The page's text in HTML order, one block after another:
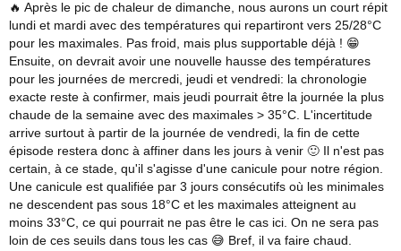
🔥 Après le pic de chaleur de dimanche, nous aurons un court répit
lundi et mardi avec des températures qui repartiront vers 25/28°C
pour les maximales. Pas froid, mais plus supportable déjà ! 😁
Ensuite, on devrait avoir une nouvelle hausse des températures
pour les journées de mercredi, jeudi et vendredi: la chronologie
exacte reste à confirmer, mais jeudi pourrait être la journée la plus
chaude de la semaine avec des maximales > 35°C. L'incertitude
arrive surtout à partir de la journée de vendredi, la fin de cette
épisode restera donc à affiner dans les jours à venir 🙂 Il n'est pas
certain, à ce stade, qu'il s'agisse d'une canicule pour notre région.
Une canicule est qualifiée par 3 jours consécutifs où les minimales
ne descendent pas sous 18°C et les maximales atteignent au
moins 33°C, ce qui pourrait ne pas être le cas ici. On ne sera pas
loin de ces seuils dans tous les cas 😅 Bref, il va faire chaud.